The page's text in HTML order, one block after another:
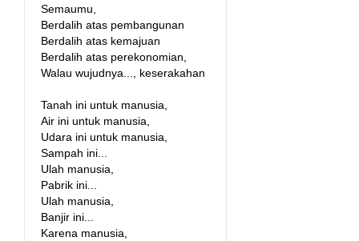
Semaumu,
Berdalih atas pembangunan
Berdalih atas kemajuan
Berdalih atas perekonomian,
Walau wujudnya..., keserakahan
Tanah ini untuk manusia,
Air ini untuk manusia,
Udara ini untuk manusia,
Sampah ini...
Ulah manusia,
Pabrik ini...
Ulah manusia,
Banjir ini...
Karena manusia,